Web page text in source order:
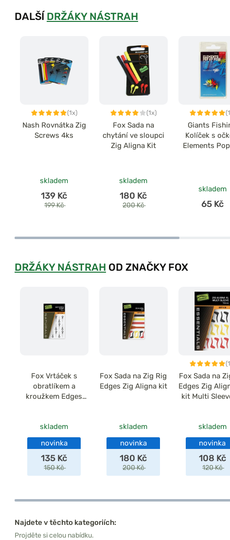
DALŠÍ DRŽÁKY NÁSTRAH
(1x)
Nash Rovnátka Zig
Screws 4ks
skladem
139 Kč
199 Kč
(1x)
Fox Sada na
chytání ve sloupci
Zig Aligna Kit
skladem
180 Kč
200 Kč
Giants
Kolíček s
Elements
skladem
65 Kč
DRŽÁKY NÁSTRAH OD ZNAČKY FOX
Fox Vrtáček s
obratlíkem a
kroužkem Edges
skladem
novinka
135 Kč
150 Kč
Fox Sada na Zig Rig
Edges Zig Aligna kit
skladem
novinka
180 Kč
200 Kč
Fox Sada na
Edges Zig
kit Multi
skladem
novinka
108 Kč
120 Kč
Najdete v těchto kategoriích:
Projděte si celou nabídku.